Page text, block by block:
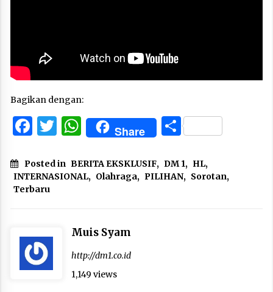
Bagikan dengan:
Facebook
Twitter
WhatsApp
Share Share
Posted in BERITA EKSKLUSIF, DM 1, HL,
INTERNASIONAL, Olahraga, PILIHAN, Sorotan,
Terbaru
Muis Syam
http://dm1.co.id
1,149 views